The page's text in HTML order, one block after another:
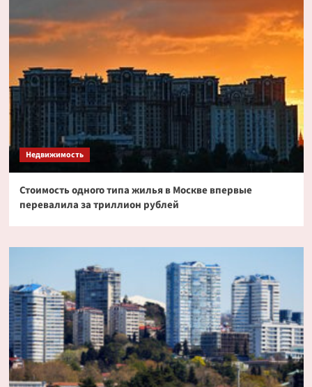
Недвижимость
Стоимость одного типа жилья в Москве впервые
перевалила за триллион рублей